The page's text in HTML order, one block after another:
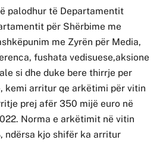
palodhur të Departamentit
për Shërbime me
me Zyrën për Media,
fushata vedisuese,aksione
si dhe duke bere thirrje per
kemi arritur qe arkëtimi për vitin
prej afër 350 mijë euro në
Norma e arkëtimit në vitin
ndërsa kjo shifër ka arritur